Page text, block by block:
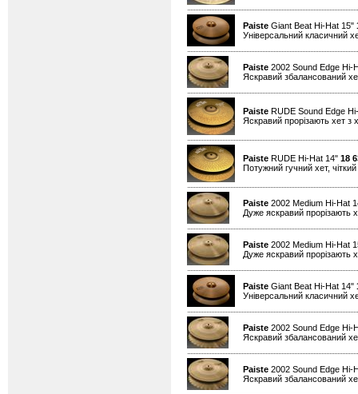
Paiste Giant Beat Hi-Hat 15"
Універсальний класичний
Paiste 2002 Sound Edge Hi-
Яскравий збалансований
Paiste RUDE Sound Edge
Яскравий прорізають хет з
Paiste RUDE Hi-Hat 14" 18
Потужний гучний хет,
Paiste 2002 Medium Hi-Hat
Дуже яскравий прорізають
Paiste 2002 Medium Hi-Hat
Дуже яскравий прорізають
Paiste Giant Beat Hi-Hat 14"
Універсальний класичний
Paiste 2002 Sound Edge Hi-
Яскравий збалансований
Paiste 2002 Sound Edge Hi-
Яскравий збалансований